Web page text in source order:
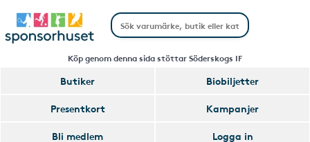
Köp genom denna sida stöttar Söderskogs IF
Butiker
Biobiljetter
Presentkort
Kampanjer
Bli medlem
Logga in